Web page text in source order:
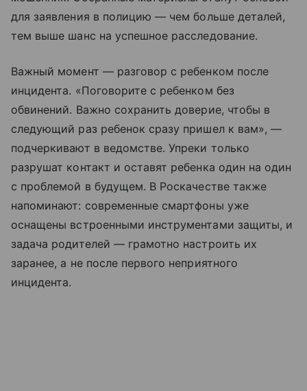
для заявления в полицию — чем больше деталей,
тем выше шанс на успешное расследование.
Важный момент — разговор с ребенком после
инцидента. «Поговорите с ребенком без
обвинений. Важно сохранить доверие, чтобы в
следующий раз ребенок сразу пришел к вам», —
подчеркивают в ведомстве. Упреки только
разрушат контакт и оставят ребенка один на один
с проблемой в будущем. В Роскачестве также
напоминают: современные смартфоны уже
оснащены встроенными инструментами защиты, и
задача родителей — грамотно настроить их
заранее, а не после первого неприятного
инцидента.